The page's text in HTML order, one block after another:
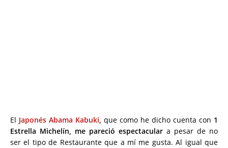
El Japonés Abama Kabuki, que como he dicho cuenta con 1
Estrella Michelín, me pareció espectacular a pesar de no
ser el tipo de Restaurante que a mí me gusta. Al igual que